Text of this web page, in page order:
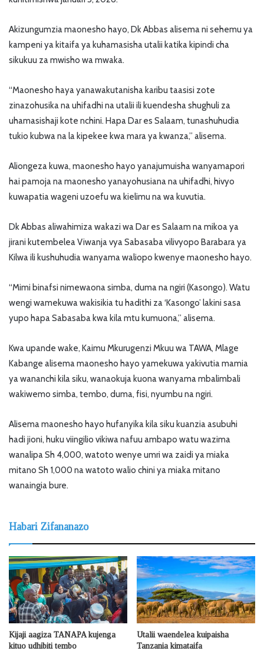
Akizungumzia maonesho hayo, Dk Abbas alisema ni sehemu ya
kampeni ya kitaifa ya kuhamasisha utalii katika kipindi cha
sikukuu za mwisho wa mwaka.
“Maonesho haya yanawakutanisha karibu taasisi zote
zinazohusika na uhifadhi na utalii ili kuendesha shughuli za
uhamasishaji kote nchini. Hapa Dar es Salaam, tunashuhudia
tukio kubwa na la kipekee kwa mara ya kwanza,” alisema.
Aliongeza kuwa, maonesho hayo yanajumuisha wanyamapori
hai pamoja na maonesho yanayohusiana na uhifadhi, hivyo
kuwapatia wageni uzoefu wa kielimu na wa kuvutia.
Dk Abbas aliwahimiza wakazi wa Dar es Salaam na mikoa ya
jirani kutembelea Viwanja vya Sabasaba vilivyopo Barabara ya
Kilwa ili kushuhudia wanyama waliopo kwenye maonesho hayo.
“Mimi binafsi nimewaona simba, duma na ngiri (Kasongo). Watu
wengi wamekuwa wakisikia tu hadithi za ‘Kasongo’ lakini sasa
yupo hapa Sabasaba kwa kila mtu kumuona,” alisema.
Kwa upande wake, Kaimu Mkurugenzi Mkuu wa TAWA, Mlage
Kabange alisema maonesho hayo yamekuwa yakivutia mamia
ya wananchi kila siku, wanaokuja kuona wanyama mbalimbali
wakiwemo simba, tembo, duma, fisi, nyumbu na ngiri.
Alisema maonesho hayo hufanyika kila siku kuanzia asubuhi
hadi jioni, huku viingilio vikiwa nafuu ambapo watu wazima
wanalipa Sh 4,000, watoto wenye umri wa zaidi ya miaka
mitano Sh 1,000 na watoto walio chini ya miaka mitano
wanaingia bure.
Habari Zifananazo
Kijaji aagiza TANAPA kujenga
kituo udhibiti tembo
Utalii waendelea kuipaisha
Tanzania kimataifa